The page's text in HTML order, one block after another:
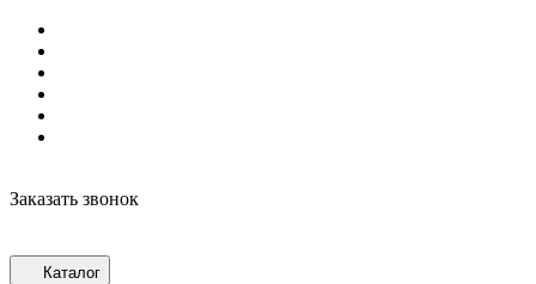
Заказать звонок
Каталог